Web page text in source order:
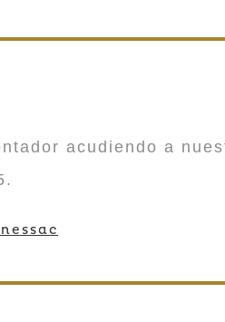
acudiendo a